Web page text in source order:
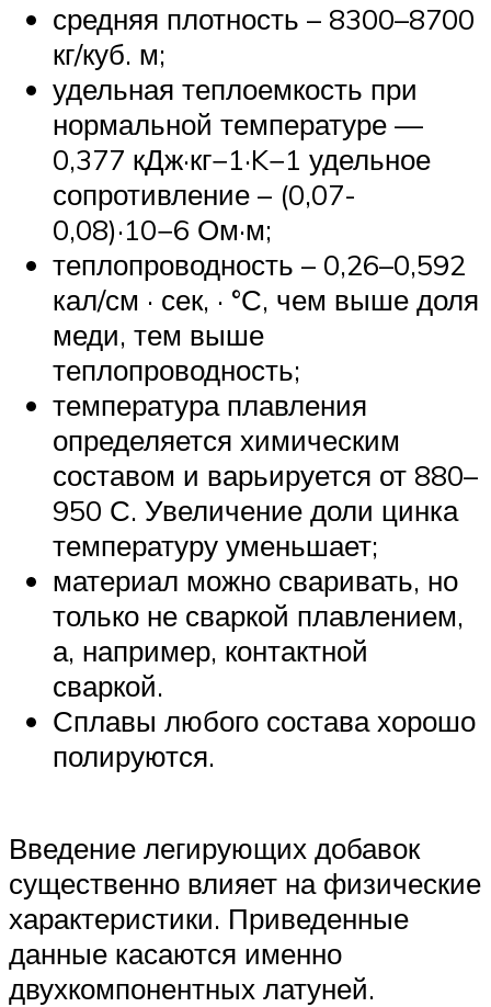
средняя плотность – 8300–8700
кг/куб. м;
удельная теплоемкость при
нормальной температуре —
0,377 кДж·кг−1·K−1 удельное
сопротивление – (0,07-
0,08)·10−6 Ом·м;
теплопроводность – 0,26–0,592
кал/см · сек, · °С, чем выше доля
меди, тем выше
теплопроводность;
температура плавления
определяется химическим
составом и варьируется от 880–
950 С. Увеличение доли цинка
температуру уменьшает;
материал можно сваривать, но
только не сваркой плавлением,
а, например, контактной
сваркой.
Сплавы любого состава хорошо
полируются.
Введение легирующих добавок
существенно влияет на физические
характеристики. Приведенные
данные касаются именно
двухкомпонентных латуней.